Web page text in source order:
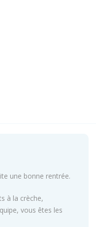
une bonne rentrée.
à la crèche,
vous êtes les